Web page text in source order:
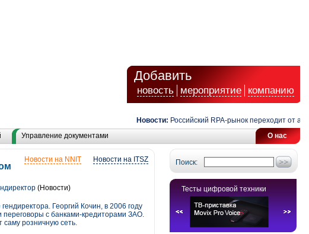
Добавить
новость мероприятие компанию
Новости: Российский RPA-рынок переходит от
О нас
Управление документами
Поиск:
Тесты цифровой техники
Новости на ITSZ
Новости на NNIT
(Новости)
Георгий Кочин, в 2006 году
переговоры с банками-кредиторами ЗАО.
саму розничную сеть.